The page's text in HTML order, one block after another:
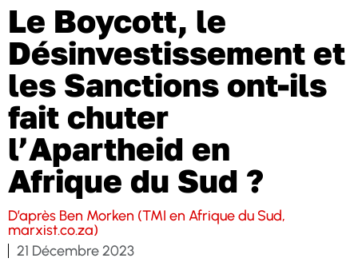
Le Boycott, le
Désinvestissement et
les Sanctions ont-ils
fait chuter
l’Apartheid en
Afrique du Sud ?
D’après Ben Morken (TMI en Afrique du Sud,
marxist.co.za)
21 Décembre 2023